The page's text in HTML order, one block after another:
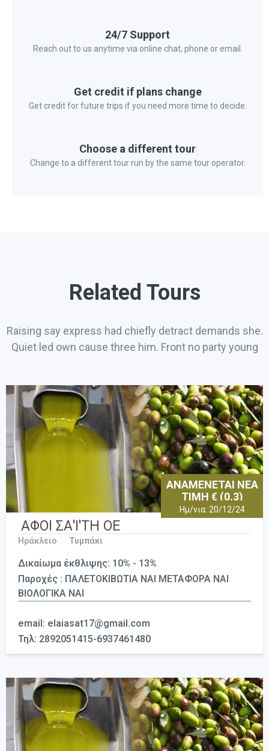
24/7 Support
Reach out to us anytime via online chat, phone or email.
Get credit if plans change
Get credit for future trips if you need more time to decide.
Choose a different tour
Change to a different tour run by the same tour operator.
Related Tours
Raising say express had chiefly detract demands she.
Quiet led own cause three him. Front no party young
ΑΝΑΜΕΝΕΤΑΙ ΝΕΑ
ΤΙΜΗ € (0.3)
Ημ/νια: 20/12/24
ΑΦΟΙ ΣΑ'Ι'ΤΗ ΟΕ
Ηράκλειο Τυμπάκι
Δικαίωμα έκθλιψης: 10% - 13%
Παροχές : ΠΑΛΕΤΟΚΙΒΩΤΙΑ ΝΑΙ ΜΕΤΑΦΟΡΑ ΝΑΙ
ΒΙΟΛΟΓΙΚΑ ΝΑΙ
email: elaiasat17@gmail.com
Τηλ: 2892051415-6937461480